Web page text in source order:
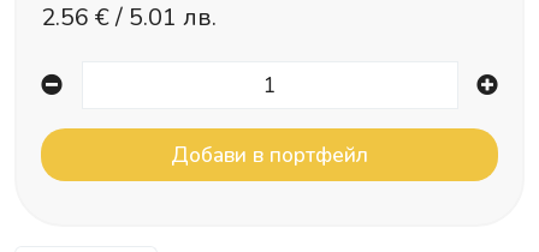
2.56 € / 5.01 лв.